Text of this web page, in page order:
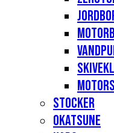
Stocker
Okatsune